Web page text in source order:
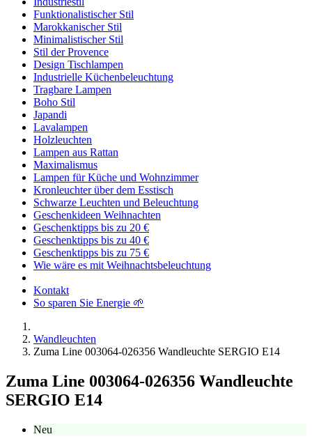
Funktionalistischer Stil
Marokkanischer Stil
Minimalistischer Stil
Stil der Provence
Design Tischlampen
Industrielle Küchenbeleuchtung
Tragbare Lampen
Boho Stil
Japandi
Lavalampen
Holzleuchten
Lampen aus Rattan
Maximalismus
Lampen für Küche und Wohnzimmer
Kronleuchter über dem Esstisch
Schwarze Leuchten und Beleuchtung
Geschenkideen Weihnachten
Geschenktipps bis zu 20 €
Geschenktipps bis zu 40 €
Geschenktipps bis zu 75 €
Wie wäre es mit Weihnachtsbeleuchtung
Kontakt
So sparen Sie Energie 🌱
Wandleuchten
Zuma Line 003064-026356 Wandleuchte SERGIO E14
Zuma Line 003064-026356 Wandleuchte
SERGIO E14
Neu